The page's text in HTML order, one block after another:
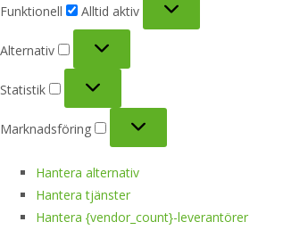
Funktionell
Alltid aktiv
Alternativ
Alternativ
Statistik
Statistik
Marknadsföring
Marknadsföring
Hantera alternativ
Hantera tjänster
Hantera {vendor_count}-leverantörer